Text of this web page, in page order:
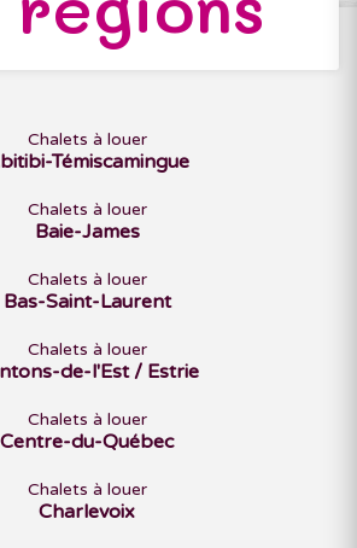
Chalets à louer
Témiscamingue
Chalets à louer
Baie-James
Chalets à louer
Bas-Saint-Laurent
Chalets à louer
de-l'Est / Estrie
Chalets à louer
Centre-du-Québec
Chalets à louer
Charlevoix